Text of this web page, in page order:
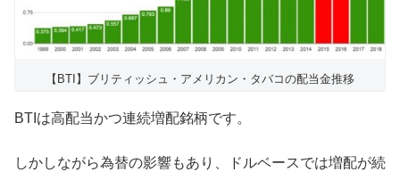
【BTI】ブリティッシュ・アメリカン・タバコの配当金推移
BTIは高配当かつ連続増配銘柄です。
しかしながら為替の影響もあり、ドルベースでは増配が続